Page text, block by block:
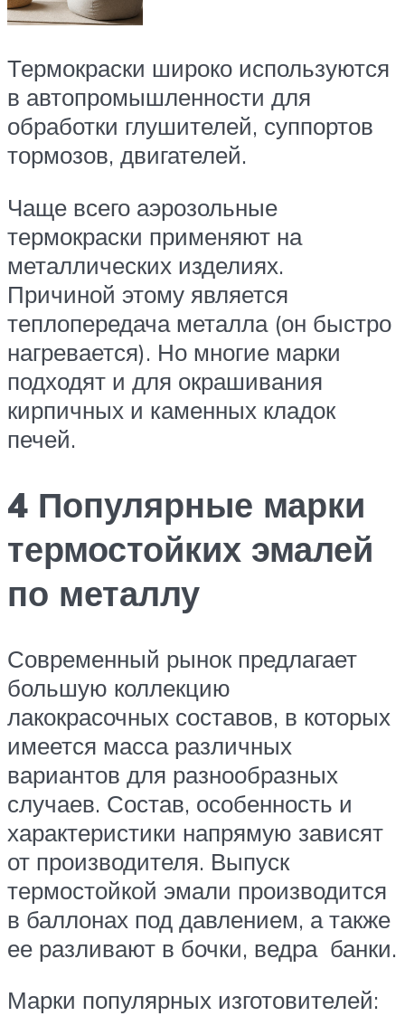
Термокраски широко используются
в автопромышленности для
обработки глушителей, суппортов
тормозов, двигателей.
Чаще всего аэрозольные
термокраски применяют на
металлических изделиях.
Причиной этому является
теплопередача металла (он быстро
нагревается). Но многие марки
подходят и для окрашивания
кирпичных и каменных кладок
печей.
4 Популярные марки
термостойких эмалей
по металлу
Современный рынок предлагает
большую коллекцию
лакокрасочных составов, в которых
имеется масса различных
вариантов для разнообразных
случаев. Состав, особенность и
характеристики напрямую зависят
от производителя. Выпуск
термостойкой эмали производится
в баллонах под давлением, а также
ее разливают в бочки, ведра банки.
Марки популярных изготовителей: